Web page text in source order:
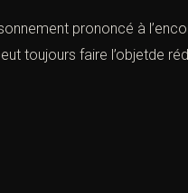
prononcé à
toujours faire l’objetde